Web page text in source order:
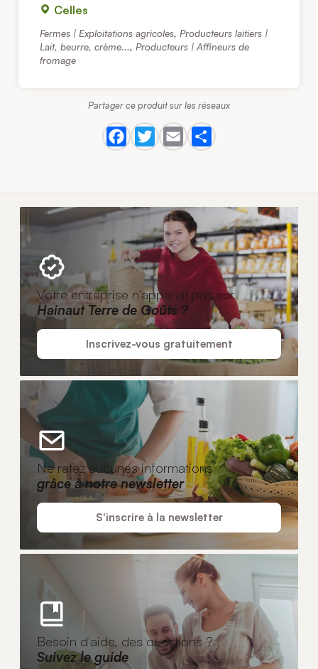
Celles
Fermes | Exploitations agricoles, Producteurs laitiers |
Lait, beurre, crème..., Producteurs | Affineurs de
fromage
Partager ce produit sur les réseaux
Votre entreprise n'apparaît pas sur
Hainaut Terre de Goûts ?
Inscrivez-vous gratuitement
Ne ratez aucunes informations
grâce à notre newsletter
S'inscrire à la newsletter
Besoin d'aide, des questions ?
Suivez le guide